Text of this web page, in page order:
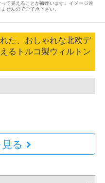
て見えることが御座います。イメージ違
せんのでご了承下さい。
た、おしゃれな北欧デ
るトルコ製ウィルトン
る